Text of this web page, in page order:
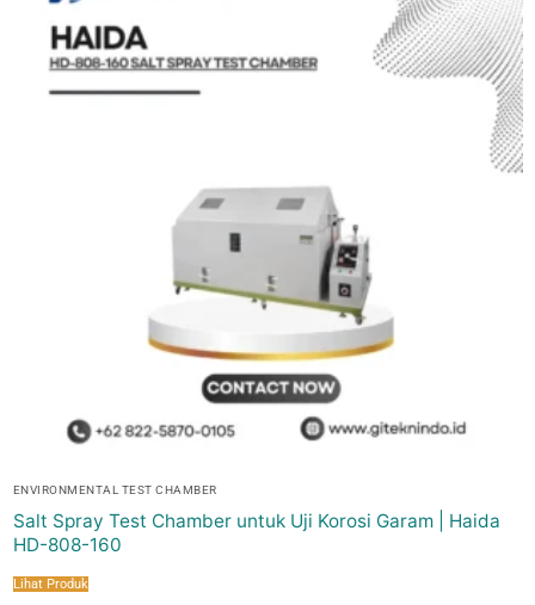
ENVIRONMENTAL TEST CHAMBER
Salt Spray Test Chamber untuk Uji Korosi Garam | Haida
HD-808-160
Lihat Produk